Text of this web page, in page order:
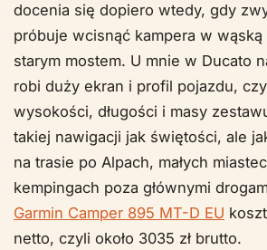
docenia się dopiero wtedy, gdy
próbuje wcisnąć kampera w
starym mostem. U mnie w Ducato
robi duży ekran i profil pojazdu,
wysokości, długości i masy
takiej nawigacji jak świętości, ale
na trasie po Alpach, małych
kempingach poza głównymi
Garmin Camper 895 MT-D EU
netto, czyli około 3035 zł brutto.